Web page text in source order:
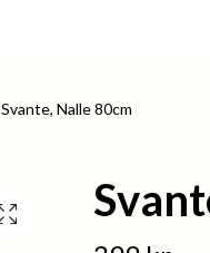
Svante, Nalle 80cm